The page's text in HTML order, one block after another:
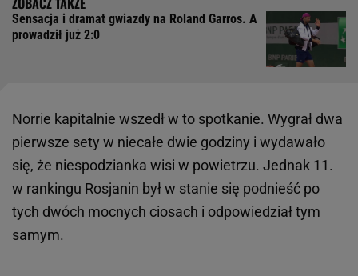
Sensacja i dramat gwiazdy na Roland Garros. A
prowadził już 2:0
Norrie kapitalnie wszedł w to spotkanie. Wygrał dwa
pierwsze sety w niecałe dwie godziny i wydawało
się, że niespodzianka wisi w powietrzu. Jednak 11.
w rankingu Rosjanin był w stanie się podnieść po
tych dwóch mocnych ciosach i odpowiedział tym
samym.